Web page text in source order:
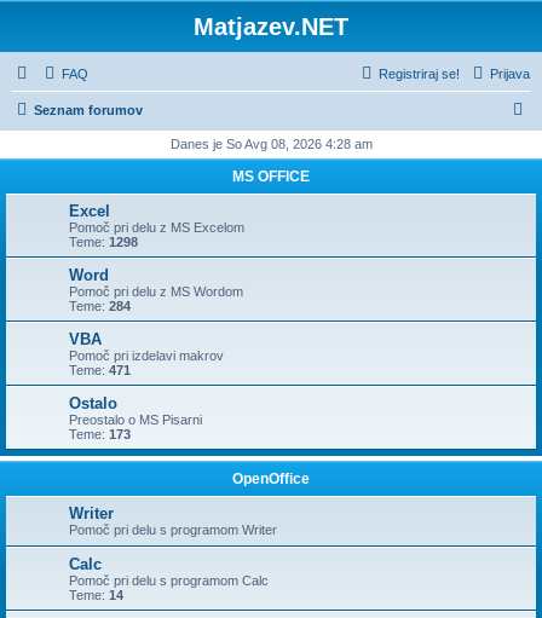
Matjazev.NET
FAQ Prijava
Registriraj se!
Seznam forumov
a
j
Danes je So Avg 08, 2026 4:28 am
MS OFFICE
Excel
Pomoč pri delu z MS Excelom
Teme: 1298
Word
Pomoč pri delu z MS Wordom
Teme: 284
VBA
Pomoč pri izdelavi makrov
Teme: 471
Ostalo
Preostalo o MS Pisarni
Teme: 173
OpenOffice
Writer
Pomoč pri delu s programom Writer
Calc
Pomoč pri delu s programom Calc
Teme: 14